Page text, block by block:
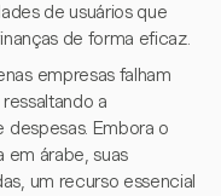
de usuários que
de forma eficaz.
empresas falham
a
Embora o
em árabe, suas
um recurso essencial